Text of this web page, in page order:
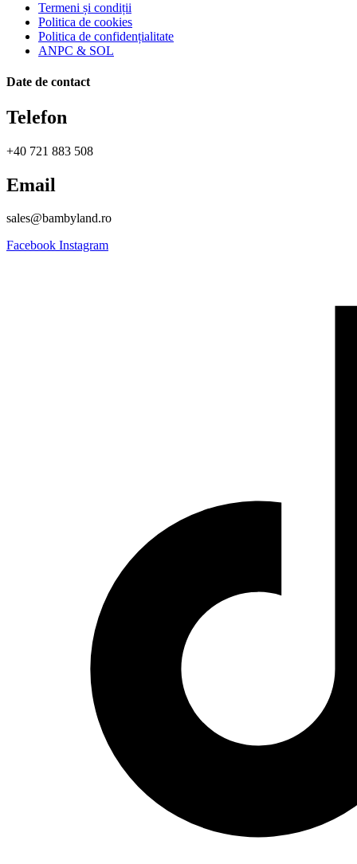
Termeni și condiții
Politica de cookies
Politica de confidențialitate
ANPC & SOL
Date de contact
Telefon
+40 721 883 508
Email
sales@bambyland.ro​
Facebook Instagram